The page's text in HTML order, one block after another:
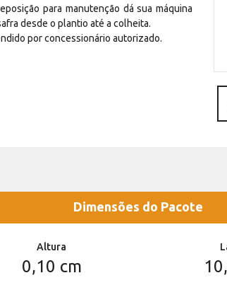
para manutenção dá sua máquina
desde o plantio até a colheita.
por concessionário autorizado.
Dimensões do Pacote
Altura
0,10 cm